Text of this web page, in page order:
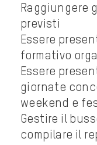
Raggiungere
previsti
Essere
formativo
Essere
giornate
weekend e
Gestire il
compilare il